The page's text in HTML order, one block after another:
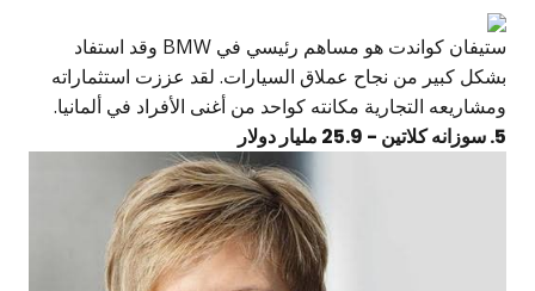
ستيفان كواندت هو مساهم رئيسي في BMW وقد استفاد
بشكل كبير من نجاح عملاق السيارات. لقد عززت استثماراته
ومشاريعه التجارية مكانته كواحد من أغنى الأفراد في ألمانيا.
5. سوزانه كلاتين - 25.9 مليار دولار